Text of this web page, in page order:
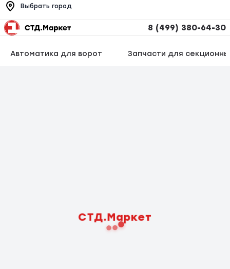
Выбрать город
8 (499) 380-64-30
Автоматика для ворот Запчасти для
СТД.Маркет